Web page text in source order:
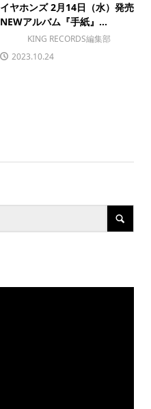
イヤホンズ 2月14日（水）発売
NEWアルバム『手紙』...
KING RECORDS編集部
2023.10.24